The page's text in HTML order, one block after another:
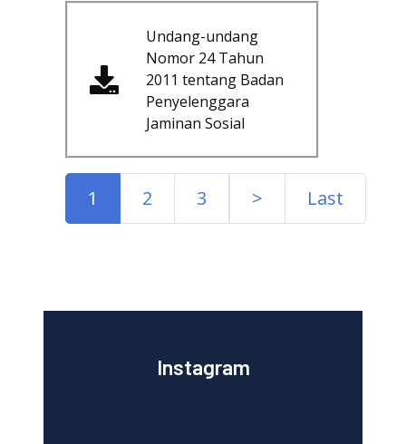
Undang-undang
Nomor 24 Tahun
2011 tentang Badan
Penyelenggara
Jaminan Sosial
1 2 3 > Last
Instagram